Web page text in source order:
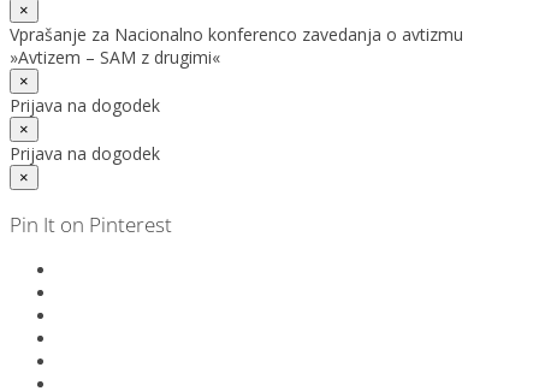
×
Vprašanje za Nacionalno konferenco zavedanja o avtizmu
»Avtizem – SAM z drugimi«
×
Prijava na dogodek
×
Prijava na dogodek
×
Pin It on Pinterest